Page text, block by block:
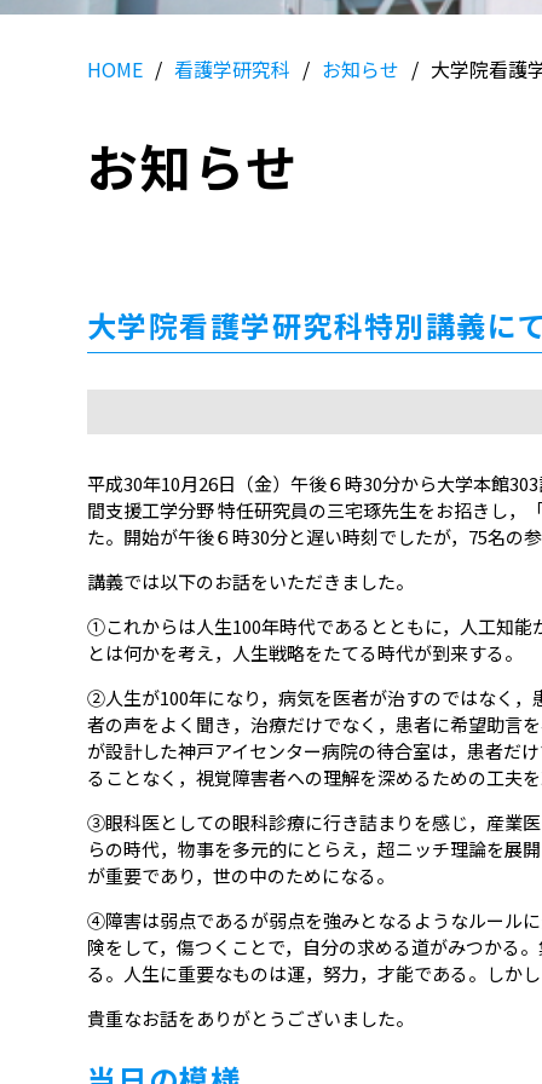
HOME 看護学研究科 お知らせ 大学院看護
お知らせ
大学院看護学研究科特別講義
平成30年10月26日（金）午後６時30分から大学本館
間支援工学分野 特任研究員の三宅琢先生をお招きし
た。開始が午後６時30分と遅い時刻でしたが，75名の
講義では以下のお話をいただきました。
①これからは人生100年時代であるとともに，人工知
とは何かを考え，人生戦略をたてる時代が到来する。
②人生が100年になり，病気を医者が治すのではなく
者の声をよく聞き，治療だけでなく，患者に希望助言
が設計した神戸アイセンター病院の待合室は，患者だ
ることなく，視覚障害者への理解を深めるための工夫
③眼科医としての眼科診療に行き詰まりを感じ，産業
らの時代，物事を多元的にとらえ，超ニッチ理論を展
が重要であり，世の中のためになる。
④障害は弱点であるが弱点を強みとなるようなルール
険をして，傷つくことで，自分の求める道がみつかる
る。人生に重要なものは運，努力，才能である。しか
貴重なお話をありがとうございました。